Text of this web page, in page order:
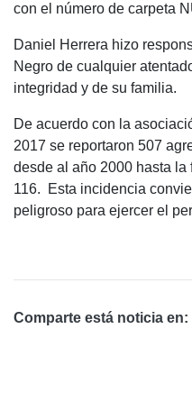
con el número de carpeta
Daniel Herrera hizo
Negro de cualquier
integridad y de su familia.
De acuerdo con la
2017 se reportaron 507
desde al año 2000 hasta
116. Esta incidencia
peligroso para ejercer el
Comparte está noticia en: